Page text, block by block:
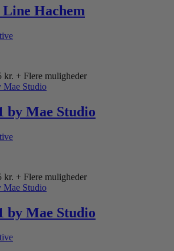
4,095 kr.
Line Hachem
kr. Prisinterval:
1,695 kr.
4,095 kr.
+ Flere muligheder
by Mae Studio
kr. Prisinterval:
2,295 kr.
4,095 kr.
+ Flere muligheder
by Mae Studio